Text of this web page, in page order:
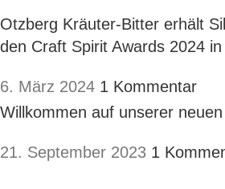
Otzberg Kräuter-Bitter erhält
den Craft Spirit Awards 2024 in
6. März 2024 1 Kommentar
Willkommen auf unserer
21. September 2023 1